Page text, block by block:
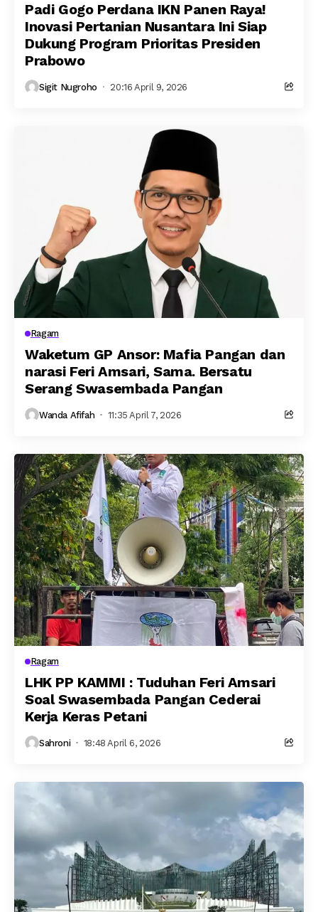
Padi Gogo Perdana IKN Panen Raya!
Inovasi Pertanian Nusantara Ini Siap
Dukung Program Prioritas Presiden
Prabowo
Sigit Nugroho 20:16 April 9, 2026
Ragam
Waketum GP Ansor: Mafia Pangan dan
narasi Feri Amsari, Sama. Bersatu
Serang Swasembada Pangan
Wanda Afifah 11:35 April 7, 2026
Ragam
LHK PP KAMMI : Tuduhan Feri Amsari
Soal Swasembada Pangan Cederai
Kerja Keras Petani
Sahroni 18:48 April 6, 2026